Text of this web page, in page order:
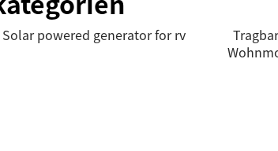
Solar powered generator for rv